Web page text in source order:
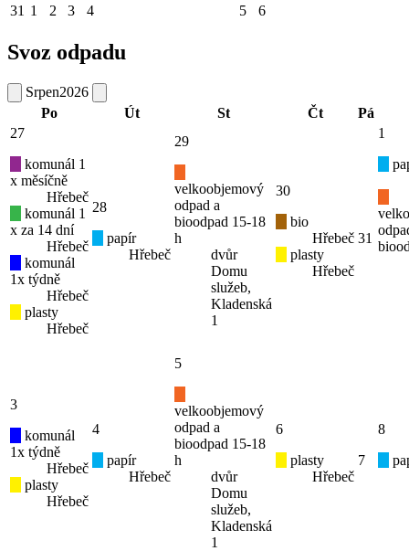
31 1 2 3 4 5 6
Svoz odpadu
Srpen2026
Po
Út St Čt
Pá
27
komunál 1
x měsíčně
Hřebeč
komunál 1
x za 14 dní
Hřebeč
komunál
1x týdně
Hřebeč
plasty
Hřebeč
28
papír
Hřebeč
29
velkoobjemový
odpad a
bioodpad 15-18
h
dvůr
Domu
služeb,
Kladenská
1
30
bio
Hřebeč
plasty
Hřebeč
31
1
3
komunál
1x týdně
Hřebeč
plasty
Hřebeč
4
papír
Hřebeč
5
velkoobjemový
odpad a
bioodpad 15-18
h
dvůr
Domu
služeb,
Kladenská
1
6
plasty
Hřebeč
7
8